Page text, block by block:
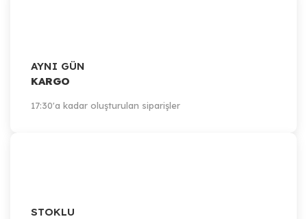
AYNI GÜN
KARGO
17:30'a kadar oluşturulan siparişler
STOKLU